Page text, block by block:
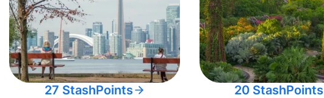
27 StashPoints 20 StashPoints